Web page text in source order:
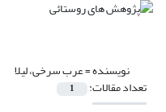
نویسنده =عرب سرخی، لیلا
تعداد مقالات: 1